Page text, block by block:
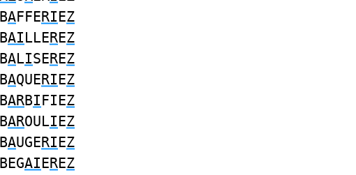
BAFFERIEZ
BAILLEREZ
BALISEREZ
BAQUERIEZ
BARBIFIEZ
BAROULIEZ
BAUGERIEZ
AIEREZ